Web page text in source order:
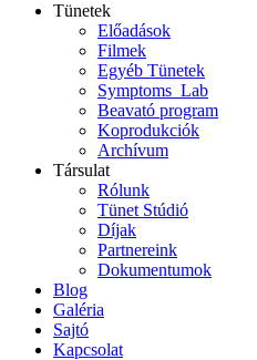
Tünetek
Előadások
Filmek
Egyéb Tünetek
Symptoms_Lab
Beavató program
Koprodukciók
Archívum
Társulat
Rólunk
Tünet Stúdió
Díjak
Partnereink
Dokumentumok
Blog
Galéria
Sajtó
Kapcsolat